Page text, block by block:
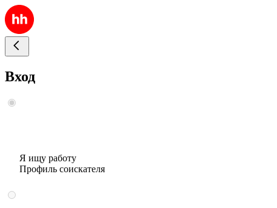
Вход
Я ищу работу
Профиль соискателя